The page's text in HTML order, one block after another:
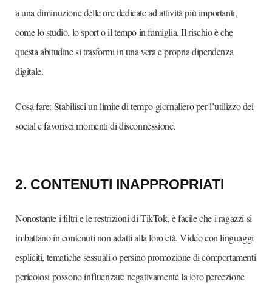
a una diminuzione delle ore dedicate ad attività più importanti,
come lo studio, lo sport o il tempo in famiglia. Il rischio è che
questa abitudine si trasformi in una vera e propria dipendenza
digitale.
Cosa fare: Stabilisci un limite di tempo giornaliero per l’utilizzo dei
social e favorisci momenti di disconnessione.
2.⁠ ⁠CONTENUTI INAPPROPRIATI
Nonostante i filtri e le restrizioni di TikTok, è facile che i ragazzi si
imbattano in contenuti non adatti alla loro età. Video con linguaggi
espliciti, tematiche sessuali o persino promozione di comportamenti
pericolosi possono influenzare negativamente la loro percezione